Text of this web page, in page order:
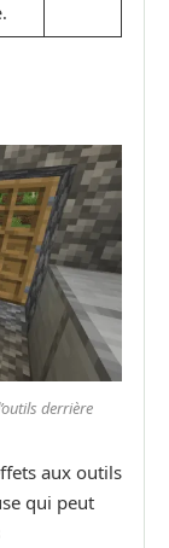
derrière
aux outils
qui peut